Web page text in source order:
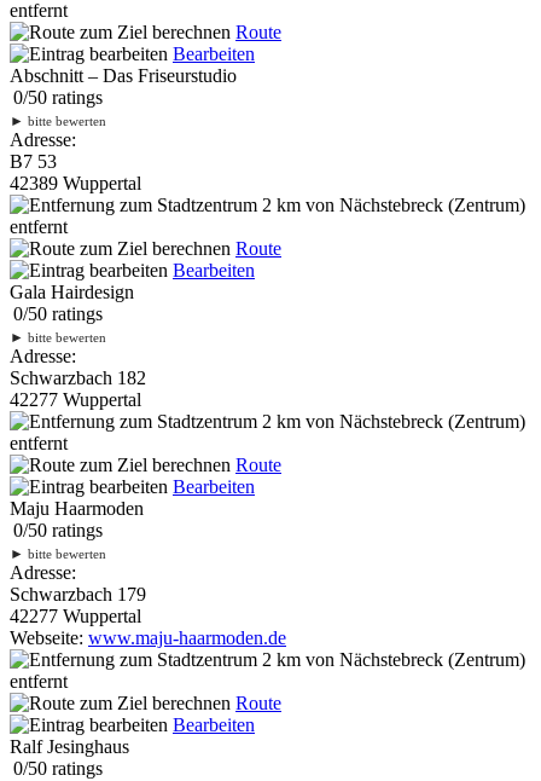
entfernt
Route
Bearbeiten
Abschnitt – Das Friseurstudio
0/50 ratings
► bitte bewerten
Adresse:
B7 53
42389 Wuppertal
2 km von Nächstebreck (Zentrum)
entfernt
Route
Bearbeiten
Gala Hairdesign
0/50 ratings
► bitte bewerten
Adresse:
Schwarzbach 182
42277 Wuppertal
2 km von Nächstebreck (Zentrum)
entfernt
Route
Bearbeiten
Maju Haarmoden
0/50 ratings
► bitte bewerten
Adresse:
Schwarzbach 179
42277 Wuppertal
Webseite: www.maju-haarmoden.de
2 km von Nächstebreck (Zentrum)
entfernt
Route
Bearbeiten
Ralf Jesinghaus
0/50 ratings